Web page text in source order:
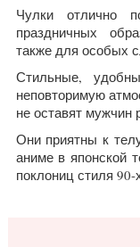
Чулки отлично
праздничных
также для особых
Стильные,
неповторимую
не оставят
Они приятны к
аниме в японской
поклониц стиля 90-